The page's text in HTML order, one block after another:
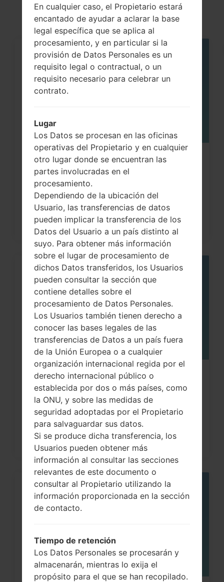
Cómo hacer Reinicio Completo en
LG G3, G4, G5 , G7...
¿Cómo restablecer datos de fábrica
a través del código...
MAY
En cualquier caso, el Propietario estará
encantado de ayudar a aclarar la base
legal específica que se aplica al
procesamiento, y en particular si la
provisión de Datos Personales es un
requisito legal o contractual, o un
requisito necesario para celebrar un
contrato.
Lugar
Los Datos se procesan en las oficinas
operativas del Propietario y en cualquier
otro lugar donde se encuentran las
partes involucradas en el
procesamiento.
Dependiendo de la ubicación del
Usuario, las transferencias de datos
pueden implicar la transferencia de los
Datos del Usuario a un país distinto al
suyo. Para obtener más información
sobre el lugar de procesamiento de
dichos Datos transferidos, los Usuarios
pueden consultar la sección que
contiene detalles sobre el
procesamiento de Datos Personales.
Los Usuarios también tienen derecho a
conocer las bases legales de las
transferencias de Datos a un país fuera
de la Unión Europea o a cualquier
organización internacional regida por el
derecho internacional público o
establecida por dos o más países, como
la ONU, y sobre las medidas de
seguridad adoptadas por el Propietario
para salvaguardar sus datos.
Si se produce dicha transferencia, los
Usuarios pueden obtener más
información al consultar las secciones
relevantes de este documento o
consultar al Propietario utilizando la
información proporcionada en la sección
de contacto.
Tiempo de retención
Los Datos Personales se procesarán y
almacenarán, mientras lo exija el
propósito para el que se han recopilado.